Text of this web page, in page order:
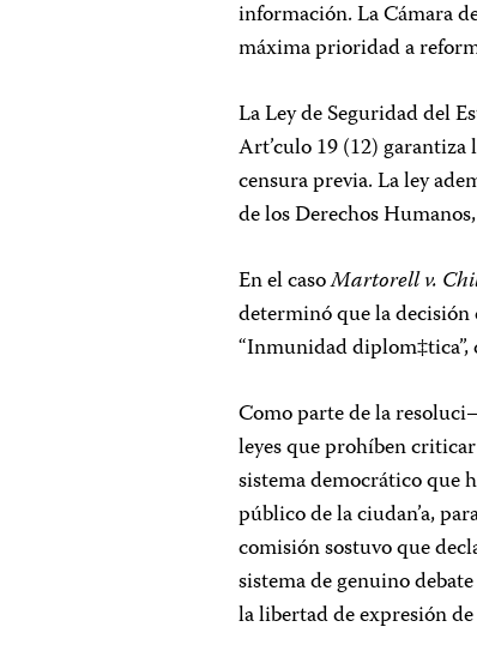
información. La Cámara
máxima prioridad a
La Ley de Seguridad del
Art’culo 19 (12)
censura previa. La ley
de los Derechos
En el casoMartorell v.
determinó que la
“Inmunidad
Como parte de la
leyes que prohíben
sistema democrático que
público de la ciudan’a,
comisión sostuvo que
sistema de genuino
la libertad de expresión